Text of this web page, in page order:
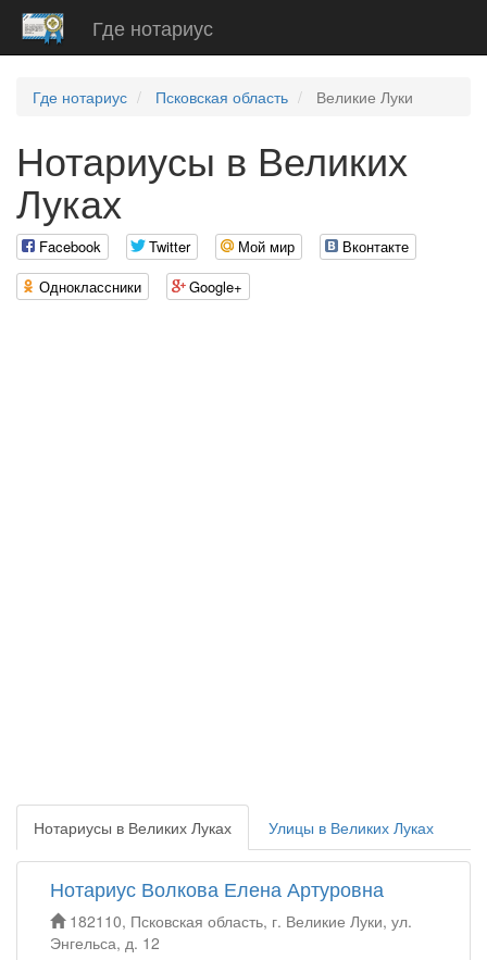
Где нотариус
Где нотариус Псковская область Великие Луки
Нотариусы в Великих
Луках
Facebook Twitter Мой мир
Вконтакте
Одноклассники
Google+
Нотариусы в Великих Луках Улицы в Великих Луках
Нотариус Волкова Елена Артуровна
182110, Псковская область, г. Великие Луки, ул.
Энгельса, д. 12